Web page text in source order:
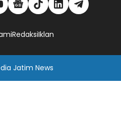
RedaksiIklan
Jatim News